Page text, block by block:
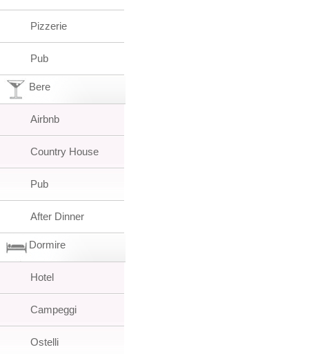
Pizzerie
Pub
Bere
Airbnb
Country House
Pub
After Dinner
Dormire
Hotel
Campeggi
Ostelli